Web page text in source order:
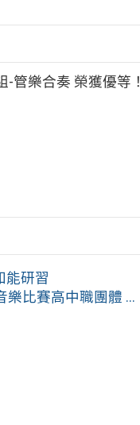
管樂合奏 榮獲優等！
能研習
樂比賽高中職團體 ...